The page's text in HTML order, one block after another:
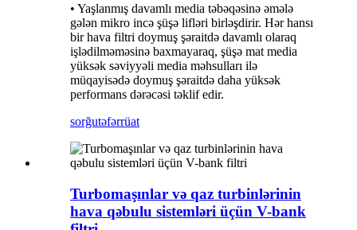
• Yaşlanmış davamlı media təbəqəsinə əmələ
gələn mikro incə şüşə lifləri birləşdirir. Hər hansı
bir hava filtri doymuş şəraitdə davamlı olaraq
işlədilməməsinə baxmayaraq, şüşə mat media
yüksək səviyyəli media məhsulları ilə
müqayisədə doymuş şəraitdə daha yüksək
performans dərəcəsi təklif edir.
sorğutəfərrüat
Turbomaşınlar və qaz turbinlərinin
hava qəbulu sistemləri üçün V-bank